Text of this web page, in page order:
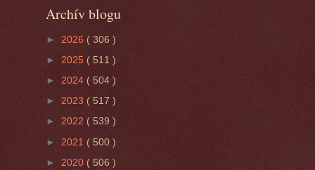
Archív blogu
► 2026 ( 306 )
► 2025 ( 511 )
► 2024 ( 504 )
► 2023 ( 517 )
► 2022 ( 539 )
► 2021 ( 500 )
► 2020 ( 506 )